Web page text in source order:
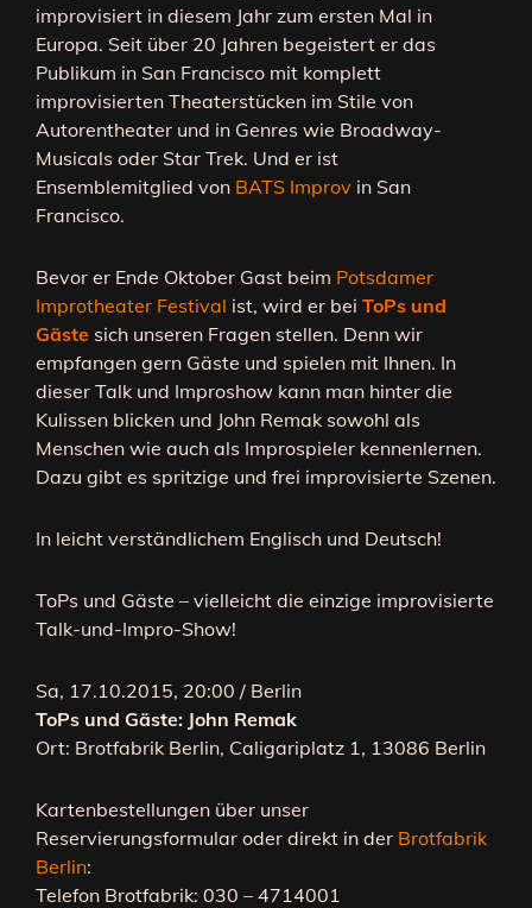
improvisiert in diesem Jahr zum ersten Mal in
Europa. Seit über 20 Jahren begeistert er das
Publikum in San Francisco mit komplett
improvisierten Theaterstücken im Stile von
Autorentheater und in Genres wie Broadway-
Musicals oder Star Trek. Und er ist
Ensemblemitglied von BATS Improv in San
Francisco.
Bevor er Ende Oktober Gast beim Potsdamer
Improtheater Festival ist, wird er bei ToPs und
Gäste sich unseren Fragen stellen. Denn wir
empfangen gern Gäste und spielen mit Ihnen. In
dieser Talk­ und Improshow kann man hinter die
Kulissen blicken und John Remak sowohl als
Menschen wie auch als Improspieler kennenlernen.
Dazu gibt es spritzige und frei improvisierte Szenen.
In leicht verständlichem Englisch und Deutsch!
ToPs und Gäste – vielleicht die einzige improvisierte
Talk-und-Impro-Show!
Sa, 17.10.2015, 20:00 / Berlin
ToPs und Gäste: John Remak
Ort: Brotfabrik Berlin, Caligariplatz 1, 13086 Berlin
Kartenbestellungen über unser
Reservierungsformular oder direkt in der Brotfabrik
Berlin:
Telefon Brotfabrik: 030 – 4714001